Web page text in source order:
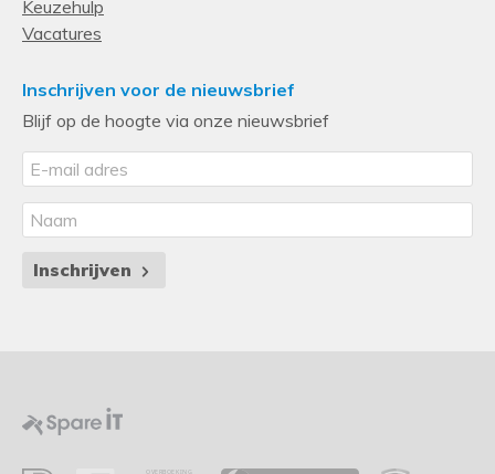
Keuzehulp
Vacatures
Inschrijven voor de nieuwsbrief
Blijf op de hoogte via onze nieuwsbrief
Inschrijven